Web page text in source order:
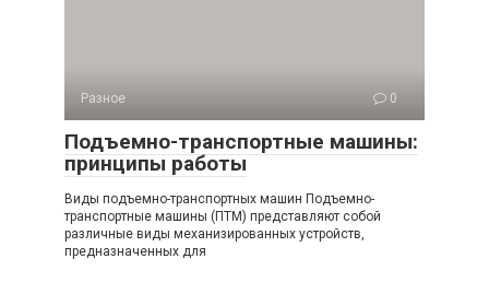
Разное 0
Подъемно-транспортные машины:
принципы работы
Виды подъемно-транспортных машин Подъемно-
транспортные машины (ПТМ) представляют собой
различные виды механизированных устройств,
предназначенных для